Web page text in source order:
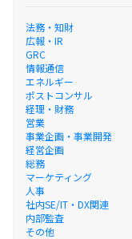
法務・知財
広報・IR
GRC
情報通信
エネルギー
ポストコンサル
経理・財務
営業
事業企画・事業開発
経営企画
総務
マーケティング
人事
社内SE/IT・DX関連
内部監査
その他